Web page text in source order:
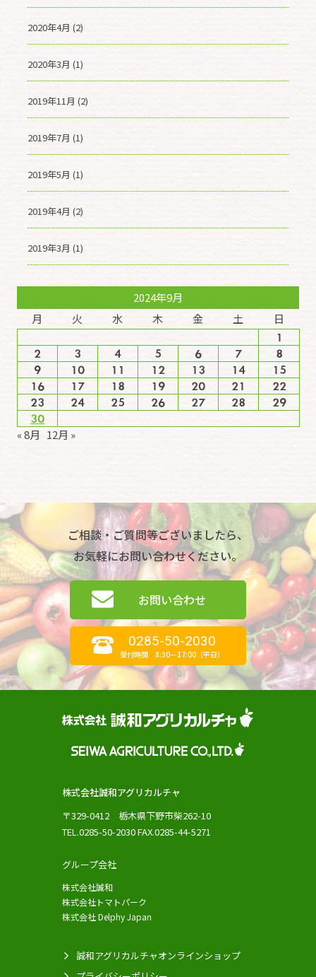
2020年4月 (2)
2020年3月 (1)
2019年11月 (2)
2019年7月 (1)
2019年5月 (1)
2019年4月 (2)
2019年3月 (1)
2024年9月
月
火 水 木 金 土 日
1
2
3 4 5 6 7
8
9
10 11 12 13 14
15
16
17 18 19 20 21
22
23
24 25 26 27 28
29
30
« 8月 12月 »
ご相談・ご質問等ございましたら、
お気軽にお問い合わせください。
お問い合わせ
0285-50-2030
受付時間 8:30－17:00（平日）
株式会社誠和アグリカルチャ
〒329-0412 栃木県下野市柴262-10
TEL.0285-50-2030 FAX.0285-44-5271
グループ会社
株式会社誠和
株式会社トマトパーク
株式会社 Delphy Japan
誠和アグリカルチャオンラインショップ